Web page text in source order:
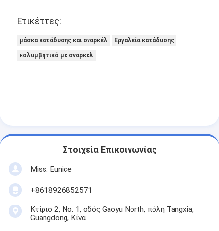
Ετικέττες:
μάσκα κατάδυσης και σναρκέλ Εργαλεία κατάδυσης
κολυμβητικό με σναρκέλ
Στοιχεία Επικοινωνίας
Miss. Eunice
+8618926852571
Κτίριο 2, Νο. 1, οδός Gaoyu North, πόλη Tangxia,
Guangdong, Κίνα